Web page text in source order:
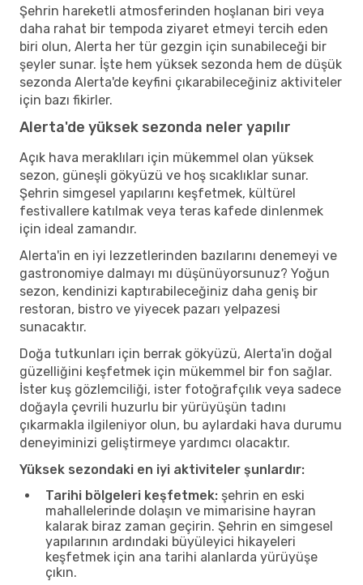
Şehrin hareketli atmosferinden hoşlanan biri veya
daha rahat bir tempoda ziyaret etmeyi tercih eden
biri olun, Alerta her tür gezgin için sunabileceği bir
şeyler sunar. İşte hem yüksek sezonda hem de düşük
sezonda Alerta'de keyfini çıkarabileceğiniz aktiviteler
için bazı fikirler.
Alerta'de yüksek sezonda neler yapılır
Açık hava meraklıları için mükemmel olan yüksek
sezon, güneşli gökyüzü ve hoş sıcaklıklar sunar.
Şehrin simgesel yapılarını keşfetmek, kültürel
festivallere katılmak veya teras kafede dinlenmek
için ideal zamandır.
Alerta'in en iyi lezzetlerinden bazılarını denemeyi ve
gastronomiye dalmayı mı düşünüyorsunuz? Yoğun
sezon, kendinizi kaptırabileceğiniz daha geniş bir
restoran, bistro ve yiyecek pazarı yelpazesi
sunacaktır.
Doğa tutkunları için berrak gökyüzü, Alerta'in doğal
güzelliğini keşfetmek için mükemmel bir fon sağlar.
İster kuş gözlemciliği, ister fotoğrafçılık veya sadece
doğayla çevrili huzurlu bir yürüyüşün tadını
çıkarmakla ilgileniyor olun, bu aylardaki hava durumu
deneyiminizi geliştirmeye yardımcı olacaktır.
Yüksek sezondaki en iyi aktiviteler şunlardır:
Tarihi bölgeleri keşfetmek: şehrin en eski
mahallelerinde dolaşın ve mimarisine hayran
kalarak biraz zaman geçirin. Şehrin en simgesel
yapılarının ardındaki büyüleyici hikayeleri
keşfetmek için ana tarihi alanlarda yürüyüşe
çıkın.